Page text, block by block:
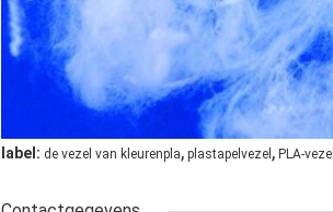
label: de vezel van kleurenpla, plastapelvezel , PLA-vezel